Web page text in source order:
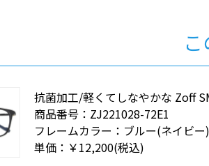
抗菌加工/軽くてしなやかな Zoff
商品番号： ZJ221028-72E1
フレームカラー： ブルー(ネイビー)
単価： ￥12,200(税込)